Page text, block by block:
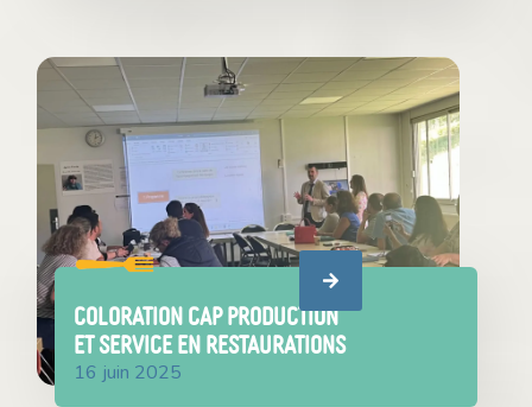
COLORATION CAP Production
et Service en Restaurations
16 juin 2025